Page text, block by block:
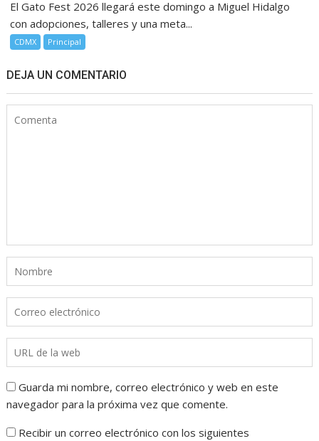
El Gato Fest 2026 llegará este domingo a Miguel Hidalgo
con adopciones, talleres y una meta...
CDMX Principal
DEJA UN COMENTARIO
Guarda mi nombre, correo electrónico y web en este
navegador para la próxima vez que comente.
Recibir un correo electrónico con los siguientes